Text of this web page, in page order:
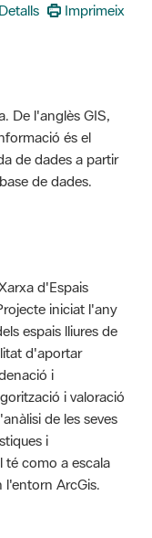
Detalls Imprimeix
De l'anglès GIS,
és el
de dades a partir
de dades.
d'Espais
iniciat l'any
espais lliures de
d'aportar
i
i valoració
de les seves
i
té como a escala
l'entorn ArcGis.